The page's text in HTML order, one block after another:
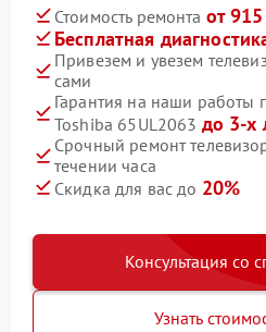
Стоимость ремонта от
Бесплатная
Привезем и увезем
сами
Гарантия на наши работы
Toshiba 65UL2063 до 3-х
Срочный ремонт
течении часа
Скидка для вас до 20%
Консультация со
Узнать